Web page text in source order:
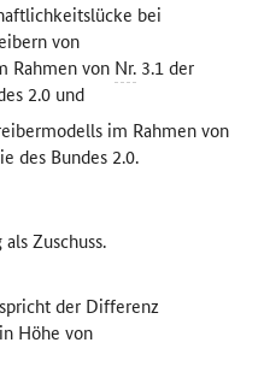
bei
von
Rahmen von Nr.3.1 der
2.0 und
im Rahmen von
des Bundes 2.0.
Zuschuss.
der Differenz
Höhe von